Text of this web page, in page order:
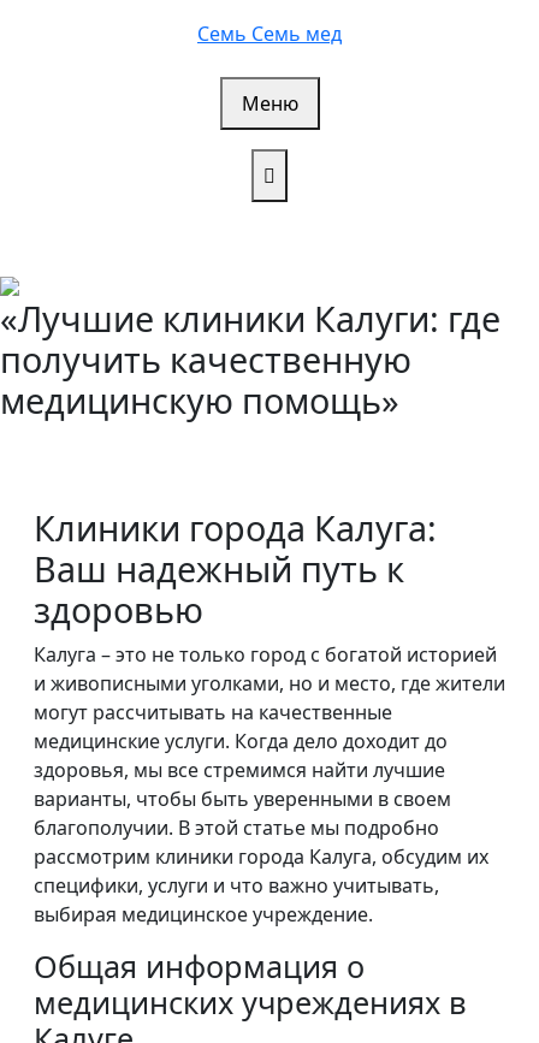
Семь Семь мед
Меню
«Лучшие клиники Калуги: где
получить качественную
медицинскую помощь»
Клиники города Калуга:
Ваш надежный путь к
здоровью
Калуга – это не только город с богатой историей
и живописными уголками, но и место, где жители
могут рассчитывать на качественные
медицинские услуги. Когда дело доходит до
здоровья, мы все стремимся найти лучшие
варианты, чтобы быть уверенными в своем
благополучии. В этой статье мы подробно
рассмотрим клиники города Калуга, обсудим их
специфики, услуги и что важно учитывать,
выбирая медицинское учреждение.
Общая информация о
медицинских учреждениях в